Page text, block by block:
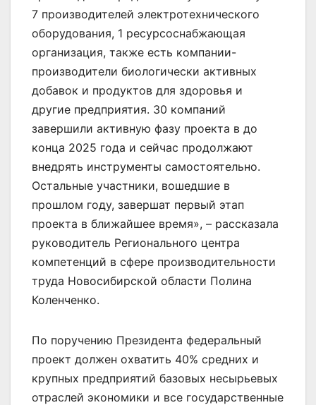
7 производителей электротехнического
оборудования, 1 ресурсоснабжающая
организация, также есть компании-
производители биологически активных
добавок и продуктов для здоровья и
другие предприятия. З0 компаний
завершили активную фазу проекта в до
конца 2025 года и сейчас продолжают
внедрять инструменты самостоятельно.
Остальные участники, вошедшие в
прошлом году, завершат первый этап
проекта в ближайшее время», – рассказала
руководитель Регионального центра
компетенций в сфере производительности
труда Новосибирской области Полина
Коленченко.
По поручению Президента федеральный
проект должен охватить 40% средних и
крупных предприятий базовых несырьевых
отраслей экономики и все государственные